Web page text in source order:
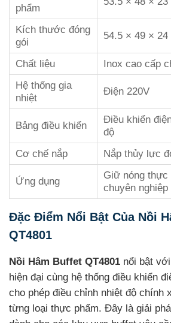
phẩm
Kích thước đóng
gói
54.5 × 49 × 24
Chất liệu
Inox cao cấp
Hệ thống gia
nhiệt
Điện 220V
Bảng điều khiển
Điều khiển
độ
Cơ chế nắp
Nắp thủy lực
Ứng dụng
Giữ nóng thực
chuyên nghiệp
Đặc Điểm Nổi Bật Của Nồi
QT4801
Nồi Hâm Buffet QT4801 nổi bật
hiện đại cùng hệ thống điều khiển
cho phép điều chỉnh nhiệt độ chính
từng loại thực phẩm. Đây là giải